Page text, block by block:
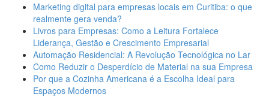
Marketing digital para empresas locais em Curitiba: o que
realmente gera venda?
Livros para Empresas: Como a Leitura Fortalece
Liderança, Gestão e Crescimento Empresarial
Automação Residencial: A Revolução Tecnológica no Lar
Como Reduzir o Desperdício de Material na sua Empresa
Por que a Cozinha Americana é a Escolha Ideal para
Espaços Modernos